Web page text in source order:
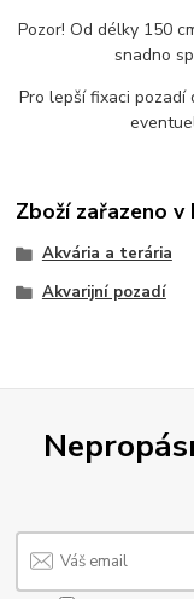
Pozor! Od délky 150
snadno
Pro lepší fixaci pozadí
Zboží zařazeno
Akvária a terária
Akvarijní pozadí